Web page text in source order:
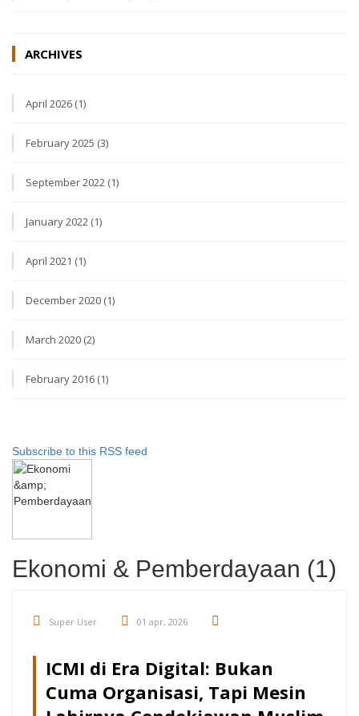
ARCHIVES
April 2026 (1)
February 2025 (3)
September 2022 (1)
January 2022 (1)
April 2021 (1)
December 2020 (1)
March 2020 (2)
February 2016 (1)
Subscribe to this RSS feed
Ekonomi & Pemberdayaan (1)
Super User 01 apr, 2026
ICMI di Era Digital: Bukan
Cuma Organisasi, Tapi Mesin